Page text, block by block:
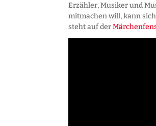
Erzähler, Musiker und
mitmachen will, kann
steht auf der